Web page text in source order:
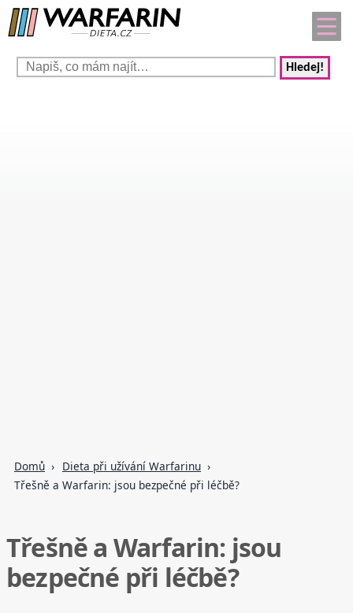
Hledej!
Domů
Dieta při užívání Warfarinu
Třešně a Warfarin: jsou bezpečné při léčbě?
Třešně a Warfarin: jsou
bezpečné při léčbě?